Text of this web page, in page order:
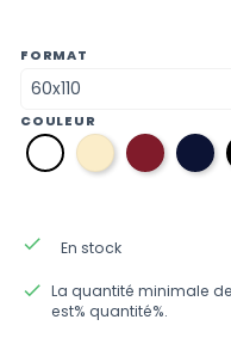
FORMAT
COULEUR
01
blanc
31
écru
10
bordeaux
done En stock
done La quantité minimale
est% quantité%.